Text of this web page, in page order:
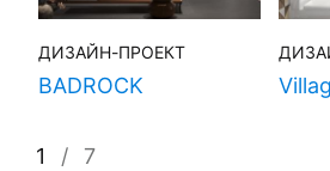
ДИЗАЙН-ПРОЕКТ
BADROCK
1 / 7